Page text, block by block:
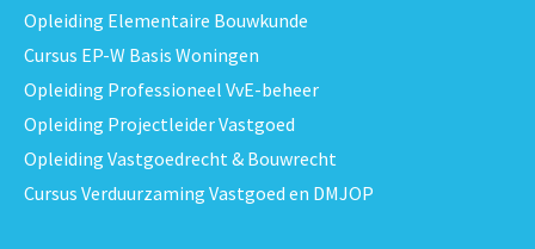
Opleiding Elementaire Bouwkunde
Cursus EP-W Basis Woningen
Opleiding Professioneel VvE-beheer
Opleiding Projectleider Vastgoed
Opleiding Vastgoedrecht & Bouwrecht
Cursus Verduurzaming Vastgoed en DMJOP